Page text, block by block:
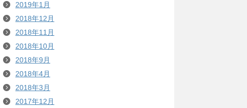
2019年1月
2018年12月
2018年11月
2018年10月
2018年9月
2018年4月
2018年3月
2017年12月